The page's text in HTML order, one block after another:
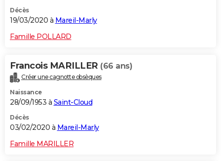
Décès
19/03/2020 à Mareil-Marly
Famille POLLARD
Francois MARILLER (66 ans)
Créer une cagnotte obsèques
Naissance
28/09/1953 à Saint-Cloud
Décès
03/02/2020 à Mareil-Marly
Famille MARILLER